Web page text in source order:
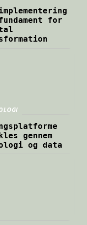
implementering
for
gennem
og data